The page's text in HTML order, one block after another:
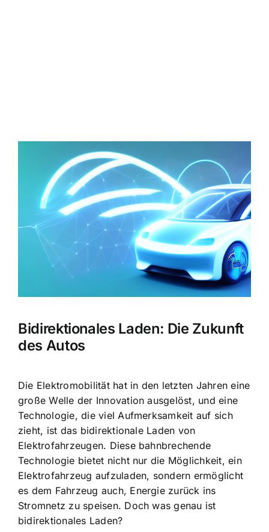
grösseres
Bidirektionales Laden: Die Zukunft
des Autos
Die Elektromobilität hat in den letzten Jahren eine
große Welle der Innovation ausgelöst, und eine
Technologie, die viel Aufmerksamkeit auf sich
zieht, ist das bidirektionale Laden von
Elektrofahrzeugen. Diese bahnbrechende
Technologie bietet nicht nur die Möglichkeit, ein
Elektrofahrzeug aufzuladen, sondern ermöglicht
es dem Fahrzeug auch, Energie zurück ins
Stromnetz zu speisen. Doch was genau ist
bidirektionales Laden?